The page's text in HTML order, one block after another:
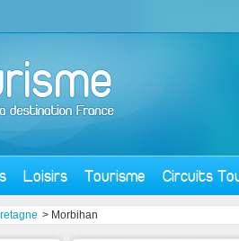
Loisirs Tourisme Circuits
> Morbihan